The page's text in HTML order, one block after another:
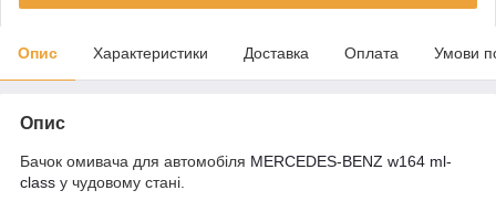
Опис Характеристики Доставка Оплата Умови
Опис
Бачок омивача для автомобіля MERCEDES-BENZ w164 ml-
class у чудовому стані.